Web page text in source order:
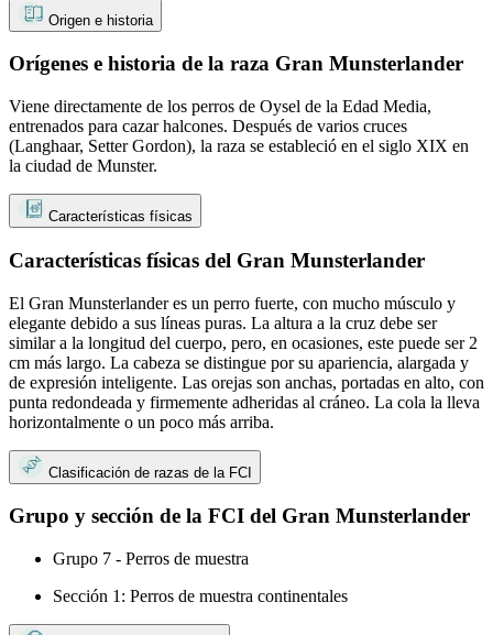
Origen e historia
Orígenes e historia de la raza Gran Munsterlander
Viene directamente de los perros de Oysel de la Edad Media,
entrenados para cazar halcones. Después de varios cruces
(Langhaar, Setter Gordon), la raza se estableció en el siglo XIX en
la ciudad de Munster.
Características físicas
Características físicas del Gran Munsterlander
El Gran Munsterlander es un perro fuerte, con mucho músculo y
elegante debido a sus líneas puras. La altura a la cruz debe ser
similar a la longitud del cuerpo, pero, en ocasiones, este puede ser 2
cm más largo. La cabeza se distingue por su apariencia, alargada y
de expresión inteligente. Las orejas son anchas, portadas en alto, con
punta redondeada y firmemente adheridas al cráneo. La cola la lleva
horizontalmente o un poco más arriba.
Clasificación de razas de la FCI
Grupo y sección de la FCI del Gran Munsterlander
Grupo 7 - Perros de muestra
Sección 1: Perros de muestra continentales